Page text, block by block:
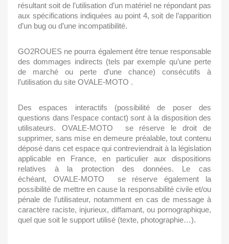
résultant soit de l’utilisation d’un matériel ne répondant pas
aux spécifications indiquées au point 4, soit de l’apparition
d’un bug ou d’une incompatibilité.
GO2ROUES ne pourra également être tenue responsable
des dommages indirects (tels par exemple qu’une perte
de marché ou perte d’une chance) consécutifs à
l’utilisation du site OVALE-MOTO .
Des espaces interactifs (possibilité de poser des
questions dans l’espace contact) sont à la disposition des
utilisateurs. OVALE-MOTO
se réserve le droit de
supprimer, sans mise en demeure préalable, tout contenu
déposé dans cet espace qui contreviendrait à la législation
applicable en France, en particulier aux dispositions
relatives à la protection des données. Le cas
échéant, OVALE-MOTO
se réserve également la
possibilité de mettre en cause la responsabilité civile et/ou
pénale de l’utilisateur, notamment en cas de message à
caractère raciste, injurieux, diffamant, ou pornographique,
quel que soit le support utilisé (texte, photographie…).